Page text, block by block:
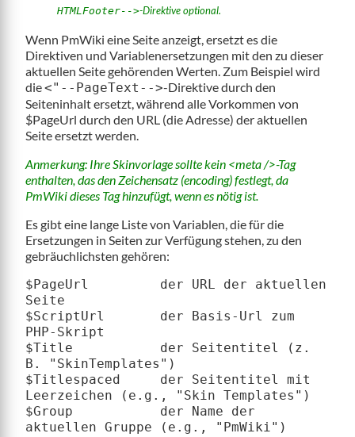
HTMLFooter-->-Direktive optional.
Wenn PmWiki eine Seite anzeigt, ersetzt es die
Direktiven und Variablenersetzungen mit den zu dieser
aktuellen Seite gehörenden Werten. Zum Beispiel wird
die<"--PageText-->-Direktive durch den
Seiteninhalt ersetzt, während alle Vorkommen von
$PageUrl durch den URL (die Adresse) der aktuellen
Seite ersetzt werden.
Anmerkung: Ihre Skinvorlage sollte kein <meta />-Tag
enthalten, das den Zeichensatz (encoding) festlegt, da
PmWiki dieses Tag hinzufügt, wenn es nötig ist.
Es gibt eine lange Liste von Variablen, die für die
Ersetzungen in Seiten zur Verfügung stehen, zu den
gebräuchlichsten gehören:
$PageUrl         der URL der aktuellen
Seite
$ScriptUrl       der Basis-Url zum
PHP-Skript
$Title           der Seitentitel (z.
B. "SkinTemplates")
$Titlespaced     der Seitentitel mit
Leerzeichen (e.g., "Skin Templates")
$Group           der Name der
aktuellen Gruppe (e.g., "PmWiki")